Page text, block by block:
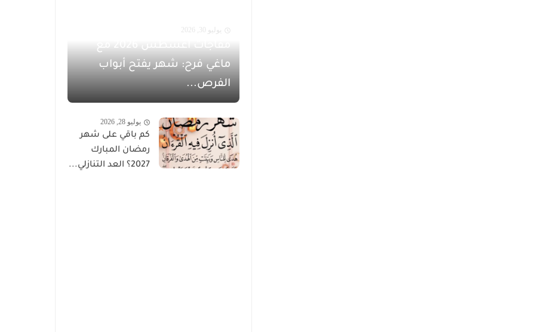
يوليو 30, 2026
مفاجآت أغسطس 2026 مع
ماغي فرح: شهر يفتح أبواب
الفرص...
يوليو 28, 2026
كم باقي على شهر
رمضان المبارك
2027؟ العد التنازلي...